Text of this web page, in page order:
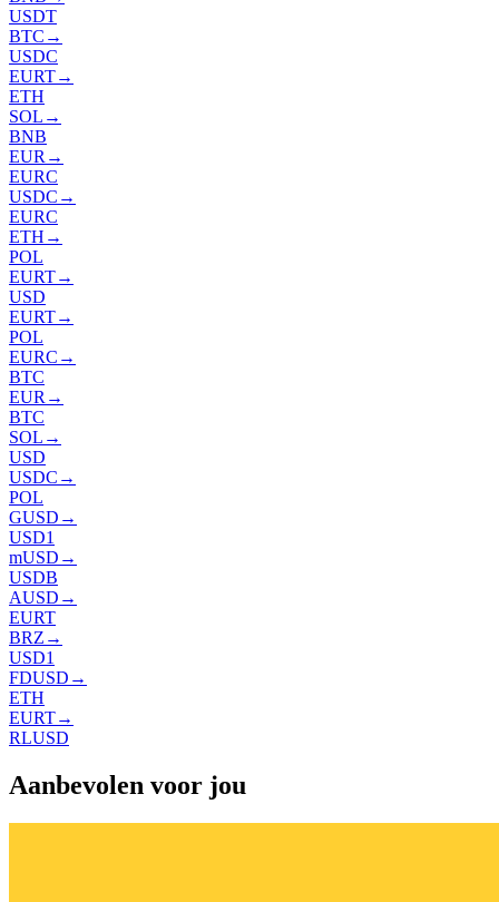
USDT
BTC →
USDC
EURT→
ETH
SOL →
BNB
EUR →
EURC
USDC →
EURC
ETH →
POL
EURT→
USD
EURT→
POL
EURC →
BTC
EUR →
BTC
SOL →
USD
USDC →
POL
GUSD →
USD1
mUSD →
USDB
AUSD →
EURT
BRZ →
USD1
FDUSD →
ETH
EURT→
RLUSD
Aanbevolen voor jou